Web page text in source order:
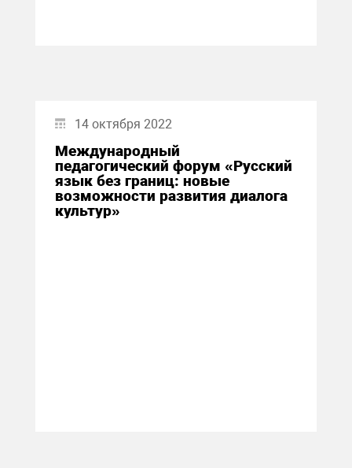
14 октября 2022
Международный
педагогический форум «Русский
язык без границ: новые
возможности развития диалога
культур»